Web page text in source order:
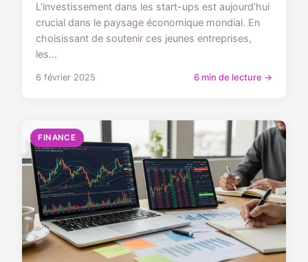
L'investissement dans les start-ups est aujourd'hui
crucial dans le paysage économique mondial. En
choisissant de soutenir ces jeunes entreprises,
les...
6 février 2025 6 min de lecture →
FINANCE